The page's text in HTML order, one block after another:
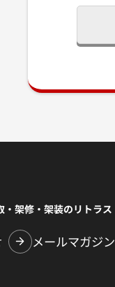
・架修・架装のリトラス
メールマガジン